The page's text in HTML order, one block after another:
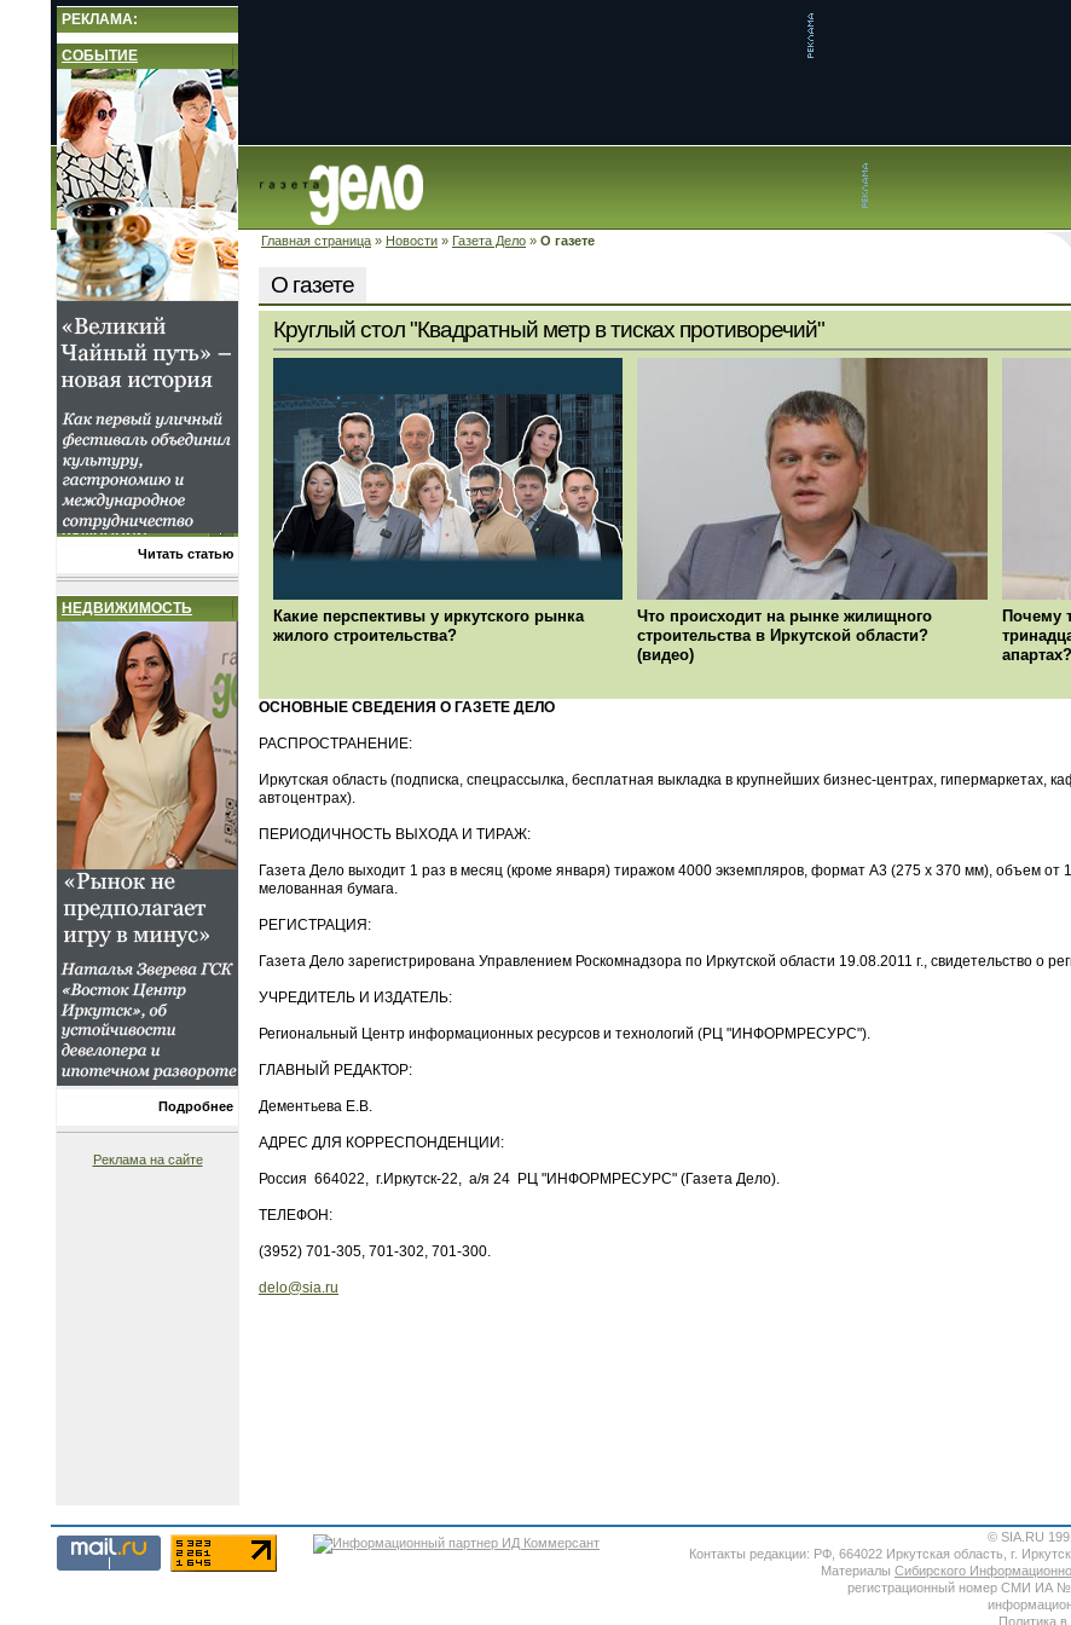
Главная страница » Новости » Газета Дело » О газете
НОВОСТИ
Новости
Комментарии
Популярные финансы
Свое дело
Фотогалереи
Бизнес-афиша
Газета Дело
Архив
О газете
Реклама в Газете Дело
РЫНКИ
КОМПАНИИ
О ПРОЕКТЕ
РЕКЛАМА:
СОБЫТИЕ
Читать статью
НЕДВИЖИМОСТЬ
Подробнее
Реклама на сайте
О газете
Круглый стол "Квадратный метр в тисках противоречий"
Какие перспективы у иркутского рынка
жилого строительства?
Что происходит на рынке жилищного
строительства в Иркутской области?
(видео)
Почему
ОСНОВНЫЕ СВЕДЕНИЯ О ГАЗЕТЕ ДЕЛО
РАСПРОСТРАНЕНИЕ:
Иркутская область (подписка, спецрассылка, бесплатная выкладка в крупнейших бизнес-центрах, гипермаркетах,
автоцентрах).
ПЕРИОДИЧНОСТЬ ВЫХОДА И ТИРАЖ:
Газета Дело выходит 1 раз в месяц (кроме января) тиражом 4000 экземпляров, формат А3 (275 х 370 мм), объем от
мелованная бумага.
РЕГИСТРАЦИЯ:
Газета Дело зарегистрирована Управлением Роскомнадзора по Иркутской области 19.08.2011 г., свидетельство о
УЧРЕДИТЕЛЬ И ИЗДАТЕЛЬ:
Региональный Центр информационных ресурсов и технологий (РЦ "ИНФОРМРЕСУРС").
ГЛАВНЫЙ РЕДАКТОР:
Дементьева Е.В.
АДРЕС ДЛЯ КОРРЕСПОНДЕНЦИИ:
Россия 664022, г.Иркутск-22, а/я 24 РЦ "ИНФОРМРЕСУРС" (Газета Дело).
ТЕЛЕФОН:
(3952) 701-305, 701-302, 701-300.
delo@sia.ru
© SIA.RU
Контакты редакции: РФ, 664022 Иркутская область, г.
Материалы Сибирского
регистрационный номер СМИ ИА №
Политика